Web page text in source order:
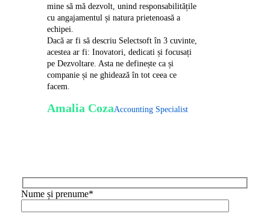
mine să mă dezvolt, unind responsabilitățile
cu angajamentul și natura prietenoasă a
echipei.
Dacă ar fi să descriu Selectsoft în 3 cuvinte,
acestea ar fi: Inovatori, dedicati și focusați
pe Dezvoltare. Asta ne definește ca și
companie și ne ghidează în tot ceea ce
facem.
Amalia CozaAccounting Specialist
Nume și prenume*